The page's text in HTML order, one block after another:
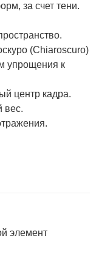
за счет тени.
(Chiaroscuro)
упрощения к
центр кадра.
вес.
элемент